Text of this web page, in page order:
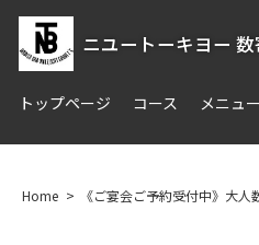
ニユートーキヨー 数
トップページ コース メニュー
Home 《ご宴会ご予約受付中》大